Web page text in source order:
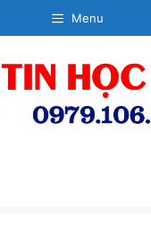
Menu